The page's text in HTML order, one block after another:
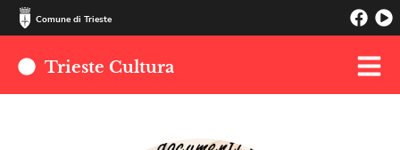
Comune di Trieste
Trieste Cultura